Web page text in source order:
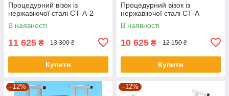
Процедурний візок із
нержавіючої сталі СТ-А-2
В наявності
11 625 ₴ 13 300 ₴
Купити
Процедурний візок із
нержавіючої сталі СТ-А
В наявності
10 625 ₴ 12 150 ₴
Купити
–12% –12%